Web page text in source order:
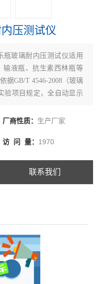
压测试仪
瓶玻璃耐内压测试仪适用
输液瓶、抗生素西林瓶等
据GB/T 4546-2008（玻璃
验项目规定，全自动显示
力测试机是各啤酒厂、
厂商性质： 生产厂家
访 问 量： 1970
联系我们